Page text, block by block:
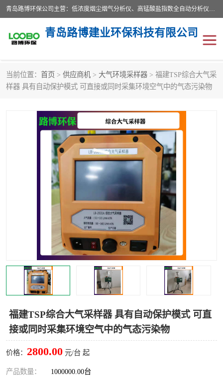
青岛路博环保公司主营：低浓度烟尘烟气分析仪、高锰酸盐指数全自动分析仪、便携式超声波明渠流量计、便携式水质采样器、恒温恒湿称重系统、手持式油烟检测仪等;是一家集环保科研、设计、生产、维护、销售和系统集成为一体的综合性高科技企业。路博人秉承"科学技术是第一生产力的重要理念，倡导环境友好型的生产、生活和消费方式。
青岛路博建业环保科技有限公司
当前位置： 首页 > 供应商机 > 大气环境采样器 > 福建TSP综合大气采
样器 具有自动保护模式 可直接或同时采集环境空气中的气态污染物
福建TSP综合大气采样器 具有自动保护模式 可直
接或同时采集环境空气中的气态污染物
价格： 2800.00 元/台 起
产品数量： 1000000.00台
生物安全柜 气体检测仪
水质检测仪 手持式油烟检测仪
恒温恒湿称重系统 二恶英采集器
实验室仪器 LB-8110降水降尘采样器
便携式水质采样器 LB-7035油气回收
便携式超声波明渠流量计 大气环境采样器
LB-4200高锰酸盐指数仪 LB-62便携式烟气分析仪
烟尘烟气设备 大气采样器
粉尘设备
新宇宙仪器 凯恩仪器
烟尘净化器